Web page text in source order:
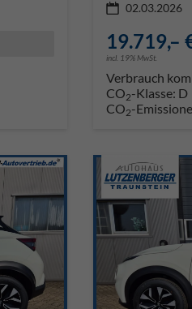
02.03.2026
19.719,–
incl. 19% MwSt.
Verbrauch
CO2-Klasse: D
CO2-